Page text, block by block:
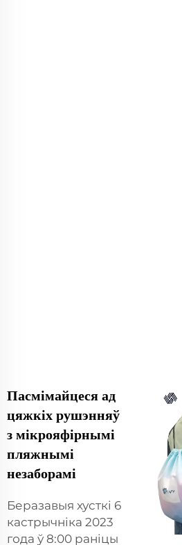
Пасмімайцеся ад
цяжкіх рушэнняў
з мікрояфірнымі
пляжнымі
незаборамі
Беразавыя хусткі 6
кастрычніка 2023
года ў 8:00 раніцы